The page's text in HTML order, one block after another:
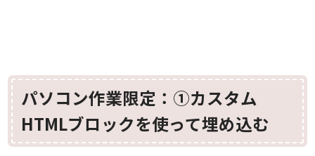
パソコン作業限定：①カスタム
HTMLブロックを使って埋め込む